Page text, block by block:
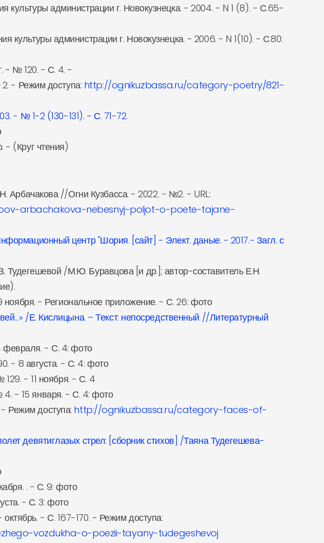
культуры администрации г. Новокузнецка. - 2004. - N 1 (8). - С.65-
культуры администрации г. Новокузнецка. - 2006. - N 1(10). - С.80:
- № 120. - С. 4. -
- Режим доступа: http://ognikuzbassa.ru/category-poetry/821-
- № 1-2 (130-131). - С. 71-72.
- (Круг чтения)
Арбачакова //Огни Кузбасса. - 2022. - №2. - URL:
arbachakova-nebesnyj-poljot-o-poete-tajane-
центр "Шория. [сайт] - Элект. даные. - 2017.- Загл. с
Тудегешевой /М.Ю. Буравцова [и др.]; автор-составитель Е.Н.
- Региональное приложение. - С. 26: фото
/Е. Кислицына. – Текст: непосредственный //Литературный
февраля. - С. 4: фото
- 8 августа. - С. 4: фото
- 11 ноября. - С. 4
4. - 15 января. - С. 4: фото
Режим доступа: http://ognikuzbassa.ru/category-faces-of-
девятиглазых стрел: [сборник стихов] /Таяна Тудегешева-
. - С. 9: фото
- С. 3: фото
- С. 167-170. - Режим доступа:
vozdukha-o-poezii-tayany-tudegeshevoj